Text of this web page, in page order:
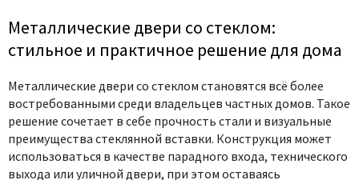
Металлические двери со стеклом:
стильное и практичное решение для дома
Металлические двери со стеклом становятся всё более
востребованными среди владельцев частных домов. Такое
решение сочетает в себе прочность стали и визуальные
преимущества стеклянной вставки. Конструкция может
использоваться в качестве парадного входа, технического
выхода или уличной двери, при этом оставаясь